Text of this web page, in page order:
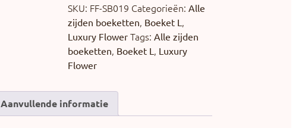
SKU: FF-SB019 Categorieën:Alle
zijden boeketten, Boeket L ,
Luxury Flower Tags:Alle zijden
boeketten, Boeket L , Luxury
Flower
Aanvullende informatie